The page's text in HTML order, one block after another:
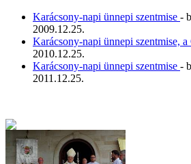
Karácsony-napi ünnepi szentmise -
2009.12.25.
Karácsony-napi ünnepi szentmise,
2010.12.25.
Karácsony-napi ünnepi szentmise -
2011.12.25.